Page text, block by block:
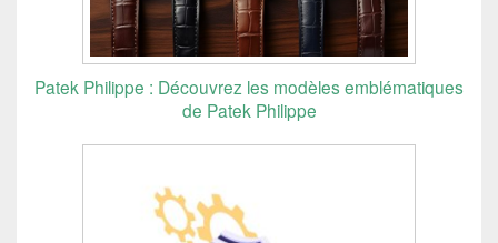
Patek Philippe : Découvrez les modèles emblématiques
de Patek Philippe